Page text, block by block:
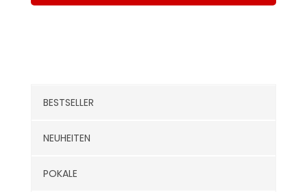
BESTSELLER
NEUHEITEN
POKALE